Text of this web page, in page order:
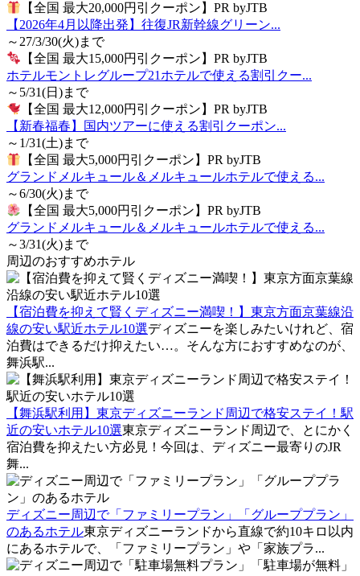
【全国 最大20,000円引クーポン】PR byJTB
【2026年4月以降出発】往復JR新幹線グリーン...
～27/3/30(火)まで
【全国 最大15,000円引クーポン】PR byJTB
ホテルモントレグループ21ホテルで使える割引クー...
～5/31(日)まで
【全国 最大12,000円引クーポン】PR byJTB
【新春福春】国内ツアーに使える割引クーポン...
～1/31(土)まで
【全国 最大5,000円引クーポン】PR byJTB
グランドメルキュール＆メルキュールホテルで使える...
～6/30(火)まで
【全国 最大5,000円引クーポン】PR byJTB
グランドメルキュール＆メルキュールホテルで使える...
～3/31(火)まで
周辺のおすすめホテル
【宿泊費を抑えて賢くディズニー満喫！】東京方面京葉線沿
線の安い駅近ホテル10選ディズニーを楽しみたいけれど、宿
泊費はできるだけ抑えたい…。そんな方におすすめなのが、
舞浜駅...
【舞浜駅利用】東京ディズニーランド周辺で格安ステイ！駅
近の安いホテル10選東京ディズニーランド周辺で、とにかく
宿泊費を抑えたい方必見！今回は、ディズニー最寄りのJR
舞...
ディズニー周辺で「ファミリープラン」「グループプラン」
のあるホテル東京ディズニーランドから直線で約10キロ以内
にあるホテルで、「ファミリープラン」や「家族プラ...